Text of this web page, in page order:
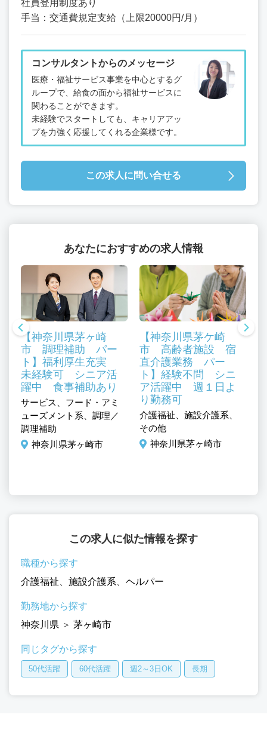
社員登用制度あり
手当：交通費規定支給（上限20000円/月）
コンサルタントからのメッセージ
医療・福祉サービス事業を中心とするグ
ループで、給食の面から福祉サービスに
関わることができます。
未経験でスタートしても、キャリアアッ
プを力強く応援してくれる企業様です。
この求人に問い合せる
あなたにおすすめの求人情報
【神奈川県茅ヶ崎
市 調理補助 パー
ト】福利厚生充実
未経験可 シニア活
躍中 食事補助あり
サービス、フード・アミ
ューズメント系、調理／
調理補助
神奈川県茅ヶ崎市
【神奈川県茅ケ崎
市 高齢者施設 宿
直介護業務 パー
ト】経験不問 シニ
ア活躍中 週１日よ
り勤務可
介護福祉、施設介護系、
その他
神奈川県茅ヶ崎市
この求人に似た情報を探す
職種から探す
介護福祉
施設介護系 ヘルパー
勤務地から探す
神奈川県 ＞ 茅ヶ崎市
同じタグから探す
50代活躍 60代活躍 週2～3日OK 長期